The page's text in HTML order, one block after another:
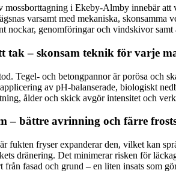
mossborttagning i Ekeby-Almby innebär
varsamt med mekaniska,
nockar, genomföringar och vindskivor
tak – skonsam teknik för varje
Tegel- och betongpannor är porösa och
av pH-balanserade, biologiskt
ålder och skick avgör intensitet och
– bättre avrinning och färre
fukten fryser expanderar den, vilket kan
dränering. Det minimerar risken för
fasad och grund – en liten insats som